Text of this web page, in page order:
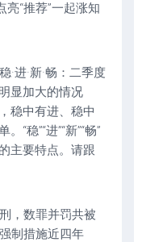
亮“推荐”一起涨知
·进·新·畅：二季度
显加大的情况
稳中有进、稳中
“稳”“进”“新”“畅”
主要特点。请跟
，数罪并罚共被
制措施近四年